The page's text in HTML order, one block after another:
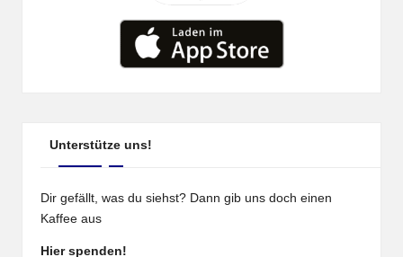
Unterstütze uns!
Dir gefällt, was du siehst? Dann gib uns doch einen
Kaffee aus
Hier spenden!